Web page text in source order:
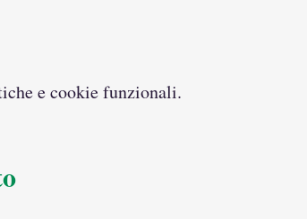
e cookie funzionali.